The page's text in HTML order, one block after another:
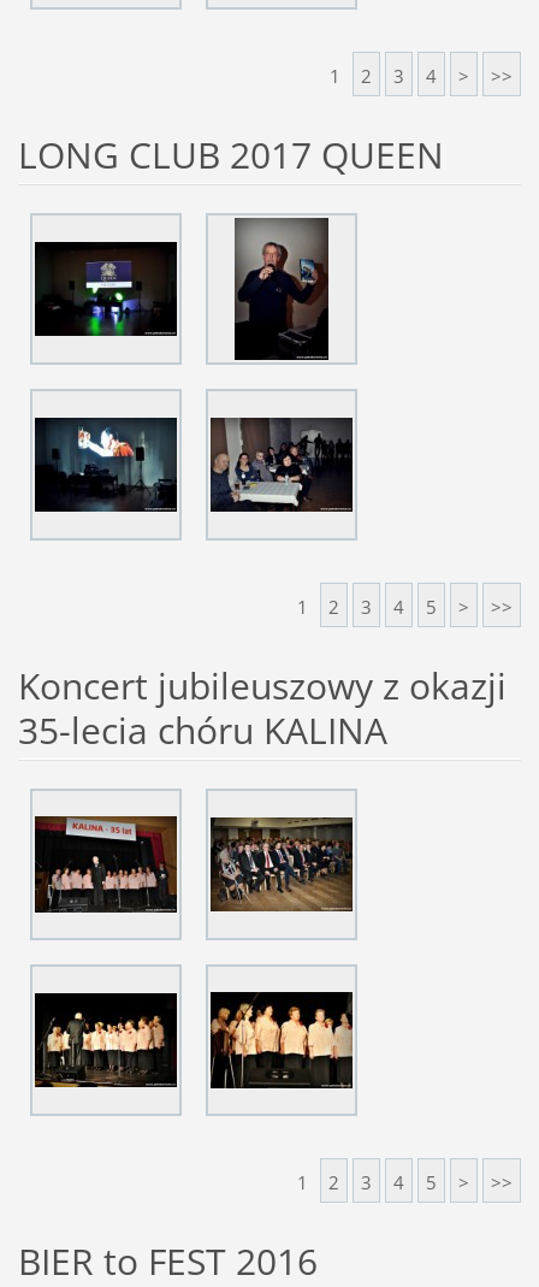
1 2 3 4 > >>
LONG CLUB 2017 QUEEN
1 2 3 4 5 > >>
Koncert jubileuszowy z okazji
35-lecia chóru KALINA
1 2 3 4 5 > >>
BIER to FEST 2016